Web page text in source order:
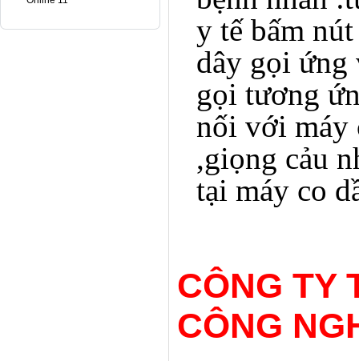
y tế bấm
dây gọi
gọi tương
nối với máy
,giọng cảu
tại máy co
CÔNG TY
CÔNG